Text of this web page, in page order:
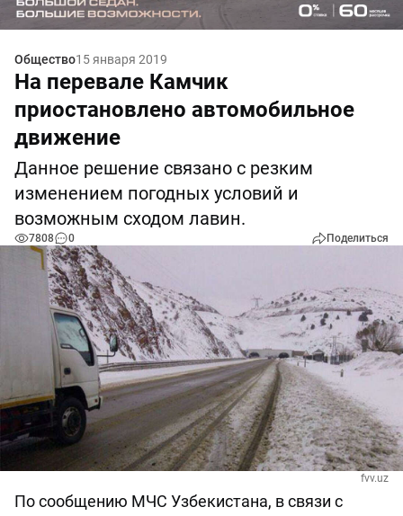
Общество15 января 2019
На перевале Камчик
приостановлено автомобильное
движение
Данное решение связано с резким
изменением погодных условий и
возможным сходом лавин.
7808 0 Поделиться
fvv.uz
По сообщению МЧС Узбекистана, в связи с